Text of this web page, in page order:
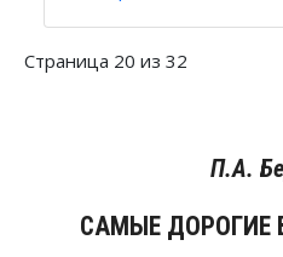
Страница 20 из 32
П.А.
САМЫЕ ДОРОГИЕ